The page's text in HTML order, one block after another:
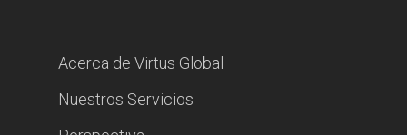
Acerca de Virtus Global
Nuestros Servicios